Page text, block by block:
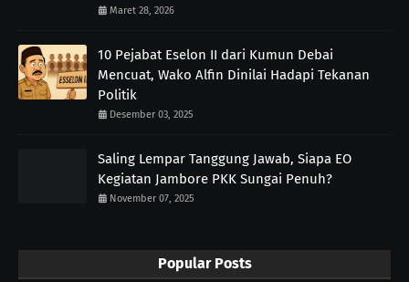
Maret 28, 2026
10 Pejabat Eselon II dari Kumun Debai
Mencuat, Wako Alfin Dinilai Hadapi Tekanan
Politik
Desember 03, 2025
Saling Lempar Tanggung Jawab, Siapa EO
Kegiatan Jambore PKK Sungai Penuh?
November 07, 2025
Popular Posts